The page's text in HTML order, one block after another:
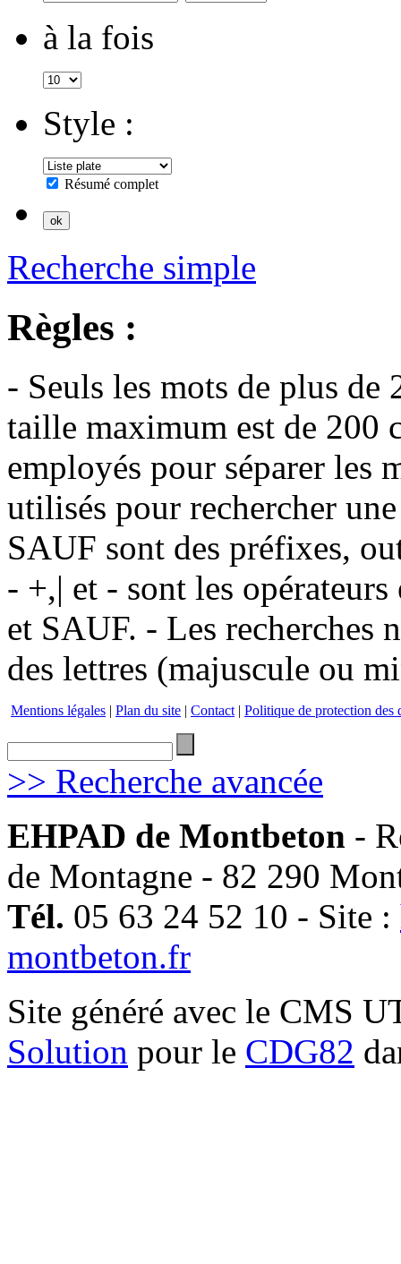
à la fois
Style :
Résumé complet
Recherche simple
Règles :
- Seuls les mots de plus de
taille maximum est de 200
employés pour séparer les
utilisés pour rechercher
SAUF sont des préfixes,
- +,| et - sont les
et SAUF. - Les recherches
des lettres (majuscule ou
Mentions légales | Plan du site | Contact| Politique de protection des
>> Recherche avancée
EHPAD de Montbeton -
de Montagne - 82 290
Tél. 05 63 24 52 10 - Site :
montbeton.fr
Site généré avec le CMS
Solution pour le CDG82